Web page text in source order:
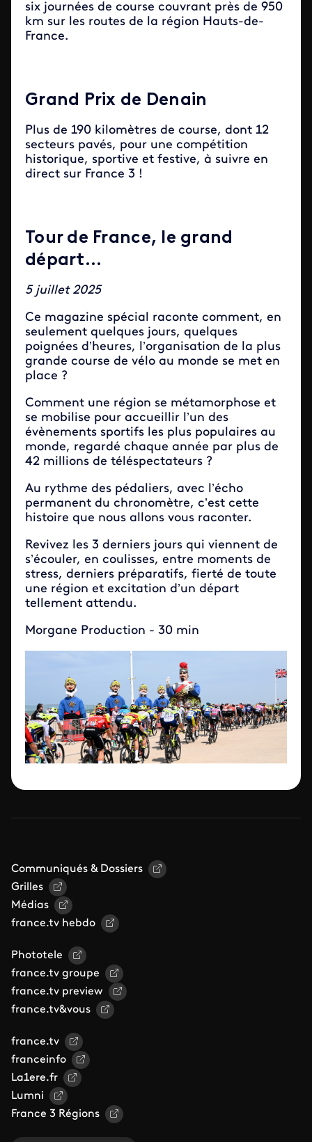
six journées de course couvrant près de 950
km sur les routes de la région Hauts-de-
France.
Grand Prix de Denain
Plus de 190 kilomètres de course, dont 12
sec­teurs pavés, pour une compétition
historique, sportive et festive, à suivre en
direct sur France 3 !
Tour de France, le grand
départ…
5 juillet 2025
Ce magazine spécial raconte comment, en
seulement quelques jours, quelques
poignées d’heures, l’organisation de la plus
grande course de vélo au monde se met en
place ?
Comment une région se métamorphose et
se mobilise pour accueillir l’un des
évènements sportifs les plus populaires au
monde, regardé chaque année par plus de
42 millions de téléspectateurs ?
Au rythme des pédaliers, avec l’écho
permanent du chronomètre, c’est cette
histoire que nous allons vous raconter.
Revivez les 3 derniers jours qui viennent de
s’écouler, en coulisses, entre moments de
stress, derniers préparatifs, fierté de toute
une région et excitation d’un départ
tellement attendu.
Morgane Production - 30 min
Communiqués & Dossiers
Grilles
Médias
france.tv hebdo
Phototele
france.tv groupe
france.tv preview
france.tv&vous
france.tv
franceinfo
La1ere.fr
Lumni
France 3 Régions